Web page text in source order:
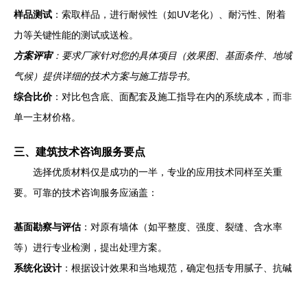
样品测试 ：索取样品，进行耐候性（如UV老化）、耐污性、附着
力等关键性能的测试或送检。
方案评审：要求厂家针对您的具体项目（效果图、基面条件、地域
气候）提供详细的技术方案与施工指导书。
综合比价：对比包含底、面配套及施工指导在内的系统成本，而非
单一主材价格。
三、建筑技术咨询服务要点
选择优质材料仅是成功的一半，专业的应用技术同样至关重
要。可靠的技术咨询服务应涵盖：
基面勘察与评估：对原有墙体（如平整度、强度、裂缝、含水率
等）进行专业检测，提出处理方案。
系统化设计 ：根据设计效果和当地规范，确定包括专用腻子、抗碱